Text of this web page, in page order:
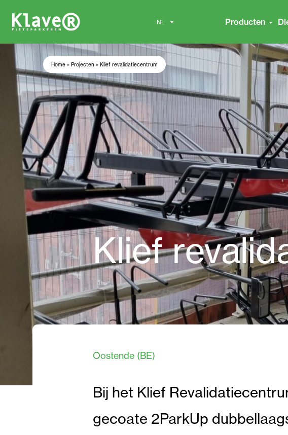
Producten
Home » Projecten » Klief revalidatiecentrum
Klief
Oostende (BE)
Bij het Klief
gecoate 2ParkUp